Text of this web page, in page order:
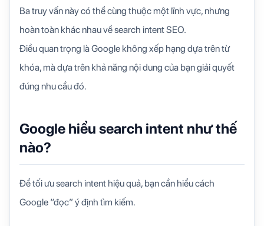
Ba truy vấn này có thể cùng thuộc một lĩnh vực, nhưng
hoàn toàn khác nhau về search intent SEO.
Điều quan trọng là Google không xếp hạng dựa trên từ
khóa, mà dựa trên khả năng nội dung của bạn giải quyết
đúng nhu cầu đó.
Google hiểu search intent như thế
nào?
Để tối ưu search intent hiệu quả, bạn cần hiểu cách
Google “đọc” ý định tìm kiếm.